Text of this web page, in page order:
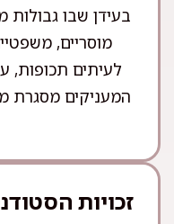
בעידן שבו
מוסריים,
לעיתים תכופות,
המעניקים מסגרת
זכויות